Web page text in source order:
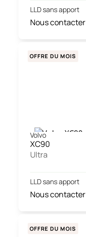
LLD sans apport
Nous contacter
Volvo
XC90
Ultra
LLD sans apport
Nous contacter
OFFRE DU MOIS
OFFRE DU MOIS